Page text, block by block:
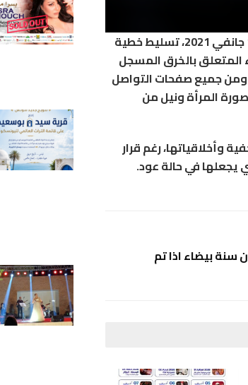
قرر مجلس الهيئة العليا المستقلة للاتصال السمعي والبصري، في جلسته المنعقدة بتاريخ 11 جانفي 2021، تسليط خطية
المتعلق بالخرق المسجل
2020 من الموقع الرسمي للقناة ومن جميع صفحات التواصل
المرأة ونيل من
وأخلاقياتها، رغم قرار
يجعلها في حالة عود.
سنة بيضاء اذا تم